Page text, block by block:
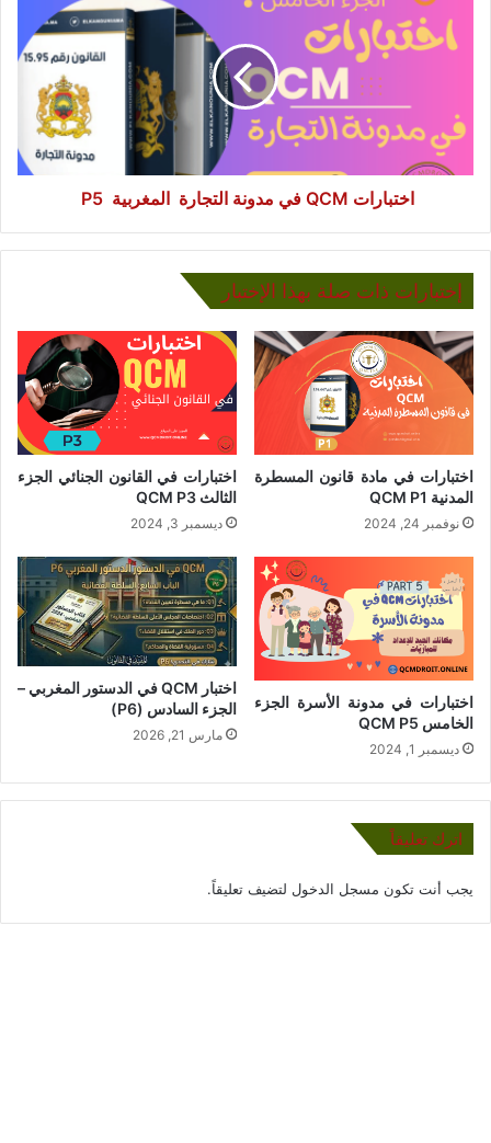
P5
اختبارات QCM في مدونة التجارة المغربية P5
إختبارات ذات صلة بهذا الإختبار
اختبارات في مادة قانون المسطرة
المدنية QCM P1
نوفمبر 24, 2024
اختبارات في القانون الجنائي الجزء
الثالث QCM P3
ديسمبر 3, 2024
اختبارات في مدونة الأسرة الجزء
الخامس QCM P5
ديسمبر 1, 2024
اختبار QCM في الدستور المغربي –
الجزء السادس (P6)
مارس 21, 2026
اترك تعليقاً
يجب أنت تكون مسجل الدخول لتضيف تعليقاً.